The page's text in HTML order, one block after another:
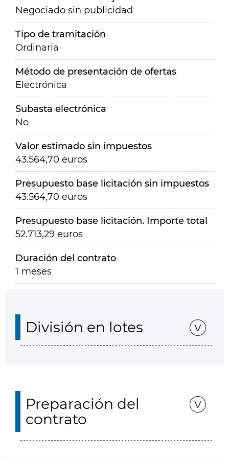
Negociado sin publicidad
Tipo de tramitación
Ordinaria
Método de presentación de ofertas
Electrónica
Subasta electrónica
No
Valor estimado sin impuestos
43.564,70 euros
Presupuesto base licitación sin impuestos
43.564,70 euros
Presupuesto base licitación. Importe total
52.713,29 euros
Duración del contrato
1 meses
División en lotes
Preparación del
contrato